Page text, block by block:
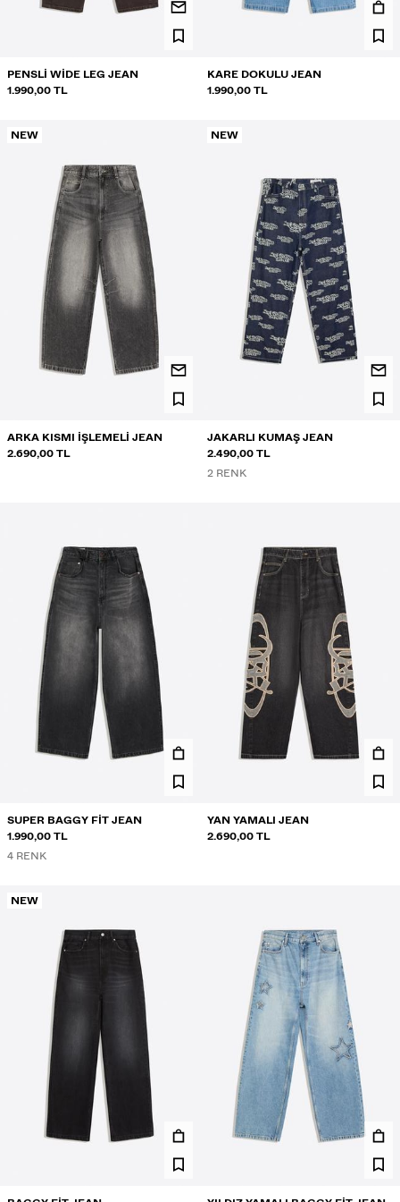
PENSLI WIDE LEG JEAN
1.990,00 TL
KARE DOKULU JEAN
1.990,00 TL
NEW
ARKA KISMI IŞLEMELI JEAN
2.690,00 TL
NEW
JAKARLI KUMAŞ JEAN
2.490,00 TL
2 RENK
SUPER BAGGY FIT JEAN
1.990,00 TL
4 RENK
YAN YAMALI JEAN
2.690,00 TL
NEW